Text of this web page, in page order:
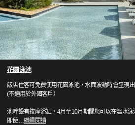
花園泳池
飯店住客可免費使用花園泳池，水面波動時會呈現
(不適用於外國客戶）
池畔設有按摩浴缸，4月至10月期間您可以在溫水泳
即使…繼續閱讀